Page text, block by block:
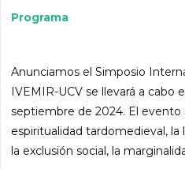
Programa
Anunciamos el Simposio
IVEMIR-UCV se llevará a cabo
septiembre de 2024. El evento
espiritualidad tardomedieval,
la exclusión social, la